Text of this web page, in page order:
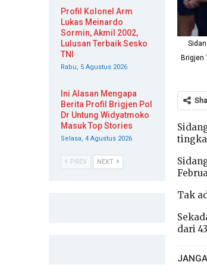
Brigjen
Tak
dari
Profil Kolonel Arm
Lukas Meinardo
Sormin, Akmil 2002,
Lulusan Terbaik Sesko
TNI
Rabu, 5 Agustus 2026
Ini Alasan Mengapa
Berita Profil Brigjen Pol
Dr Untung Widyatmoko
Masuk Top Stories
Selasa, 4 Agustus 2026
PREV NEXT